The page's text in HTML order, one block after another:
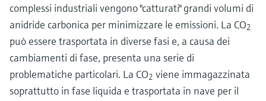
complessi industriali vengono "catturati" grandi volumi di
anidride carbonica per minimizzare le emissioni. La CO2
può essere trasportata in diverse fasi e, a causa dei
cambiamenti di fase, presenta una serie di
problematiche particolari. La CO2 viene immagazzinata
soprattutto in fase liquida e trasportata in nave per il